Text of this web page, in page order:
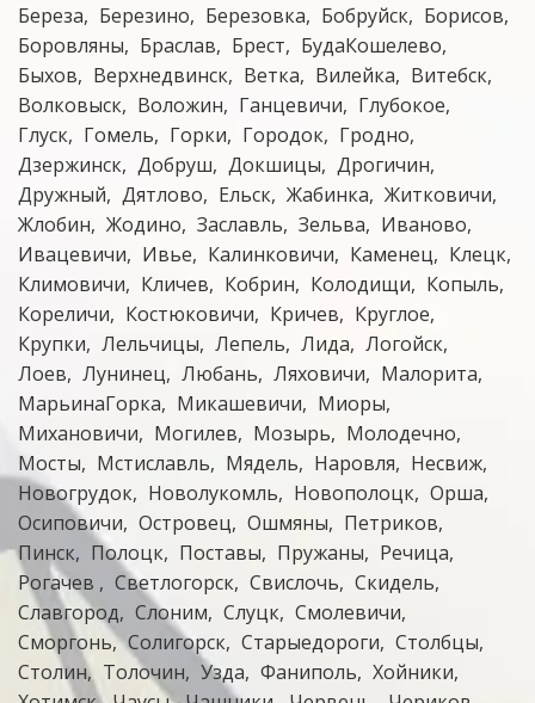
Береза
Березино Березовка Бобруйск
Борисов
Боровляны
Браслав Брест
БудаКошелево
Быхов
Верхнедвинск Ветка Вилейка
Витебск
Волковыск
Воложин Ганцевичи
Глубокое
Глуск
Гомель Горки Городок
Гродно
Дзержинск Добруш Докшицы
Дрогичин
Дружный
Дятлово Ельск Жабинка
Житковичи
Жлобин
Жодино Заславль Зельва
Иваново
Ивацевичи
Ивье Калинковичи Каменец
Клецк
Климовичи
Кличев Кобрин Колодищи
Копыль
Кореличи
Костюковичи Кричев
Круглое
Крупки
Лельчицы Лепель Лида
Логойск
Лоев
Лунинец Любань Ляховичи
Малорита
МарьинаГорка
Микашевичи
Миоры
Михановичи
Могилев Мозырь
Молодечно
Мосты
Мстиславль Мядель Наровля
Несвиж
Новогрудок
Новолукомль Новополоцк Орша
Осиповичи
Островец Ошмяны
Петриков
Пинск
Полоцк Поставы Пружаны
Речица
Рогачев
Светлогорск Свислочь
Скидель
Славгород
Слоним Слуцк Смолевичи
Сморгонь
Солигорск Старыедороги
Столбцы
Столин
Толочин Узда Фаниполь
Хойники